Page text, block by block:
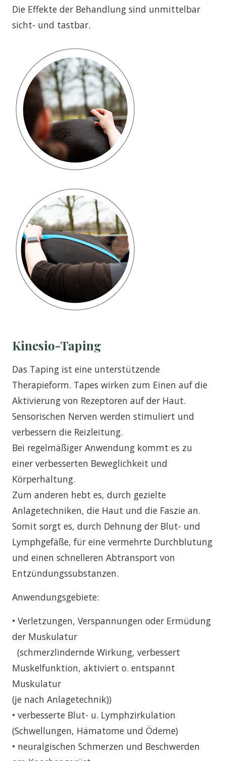
Die Effekte der Behandlung sind unmittelbar
sicht- und tastbar.
Kinesio-Taping
Das Taping ist eine unterstützende
Therapieform. Tapes wirken zum Einen auf die
Aktivierung von Rezeptoren auf der Haut.
Sensorischen Nerven werden stimuliert und
verbessern die Reizleitung.
Bei regelmäßiger Anwendung kommt es zu
einer verbesserten Beweglichkeit und
Körperhaltung.
Zum anderen hebt es, durch gezielte
Anlagetechniken, die Haut und die Faszie an.
Somit sorgt es, durch Dehnung der Blut- und
Lymphgefäße, für eine vermehrte Durchblutung
und einen schnelleren Abtransport von
Entzündungssubstanzen.
Anwendungsgebiete:
• Verletzungen, Verspannungen oder Ermüdung
der Muskulatur
(schmerzlindernde Wirkung, verbessert
Muskelfunktion, aktiviert o. entspannt
Muskulatur
(je nach Anlagetechnik))
• verbesserte Blut- u. Lymphzirkulation
(Schwellungen, Hämatome und Ödeme)
• neuralgischen Schmerzen und Beschwerden